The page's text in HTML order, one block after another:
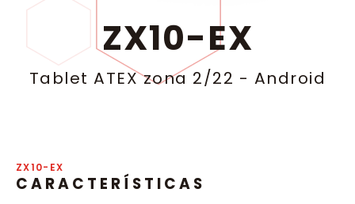
ZX10-EX
Tablet ATEX zona 2/22 - Android
ZX10-EX
CARACTERÍSTICAS